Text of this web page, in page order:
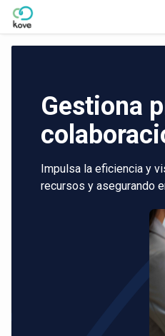
Skip to Main Content
Gestiona
Impulsa la eficiencia y
recursos y asegurando